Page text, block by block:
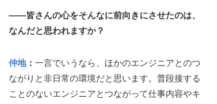
――皆さんの心をそんなに前向きにさせたのは、
なんだと思われますか？
仲地： 一言でいうなら、ほかのエンジニアとのつ
ながりと非日常の環境だと思います。普段接する
ことのないエンジニアとつながって仕事内容やキ